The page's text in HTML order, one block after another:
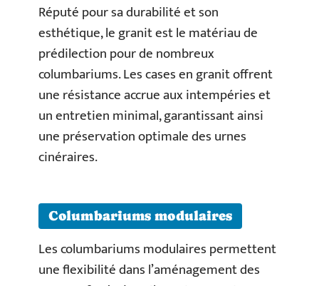
Réputé pour sa durabilité et son
esthétique, le granit est le matériau de
prédilection pour de nombreux
columbariums. Les cases en granit offrent
une résistance accrue aux intempéries et
un entretien minimal, garantissant ainsi
une préservation optimale des urnes
cinéraires.
Columbariums modulaires
Les columbariums modulaires permettent
une flexibilité dans l’aménagement des